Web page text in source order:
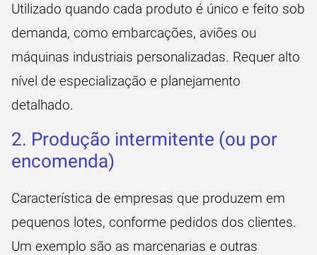
Utilizado quando cada produto é único e feito sob
demanda, como embarcações, aviões ou
máquinas industriais personalizadas. Requer alto
nível de especialização e planejamento
detalhado.
2. Produção intermitente (ou por
encomenda)
Característica de empresas que produzem em
pequenos lotes, conforme pedidos dos clientes.
Um exemplo são as marcenarias e outras